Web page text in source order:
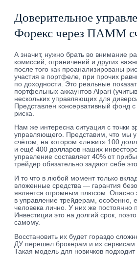
Доверительное
Форекс через ПАММ
А значит, нужно брать во внимание
комиссий, ограничений и других
после того как проанализированы
участия в портфеле, при прочих
по доходности. Это реальные
портфельных аккаунтов Alpari
нескольких управляющих для
Представлен консервативный фонд
риска.
Нам же интересна ситуация с точки
управляющего. Представим, что мы
счётом, на котором «лежит» 100
и ещё 400 долларов наших
управление составляет 40% от
трейдер обязательно задают себе
И то что в любой момент только
вложенные средства — гарантия
является огромным плюсом. Опасно
в управление трейдерам, особенно,
человека лично. У них же постоянно
Инвестиции это на долгий срок,
самому.
Восстановить их будет гораздо
ДУ перешел брокерам и их сервисам
Такая модель для новичков